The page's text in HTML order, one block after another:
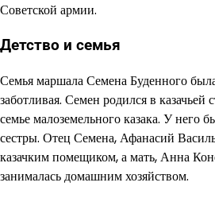
Советской армии.
Детство и семья
Семья маршала Семена Буденного
заботливая. Семен родился в казачьей
семье малоземельного казака. У него
сестры. Отец Семена, Афанасий
казачким помещиком, а мать, Анна
занималась домашним хозяйством.